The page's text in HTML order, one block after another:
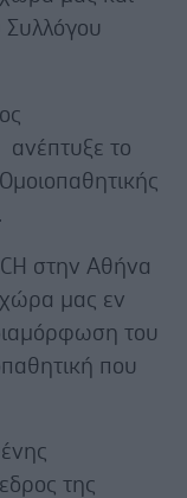
Συλλόγου
ανέπτυξε το
στην Αθήνα
χώρα μας εν
του
που
της